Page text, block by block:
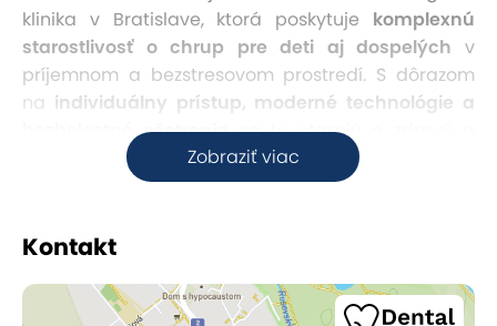
Zobraziť viac
klinika v Bratislave, ktorá poskytuje komplexnú
starostlivosť o chrup pre deti aj dospelých v
príjemnom a bezstresovom prostredí. S dôrazom
na individuálny prístup, moderné technológie a
bezbolestné ošetreniasa tu starajú o zdravý a
krásny úsmev každej rodiny.
Kontakt